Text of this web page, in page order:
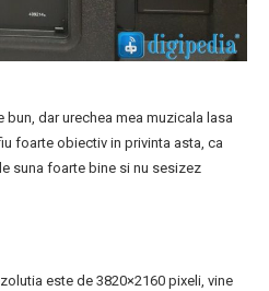
dar urechea mea muzicala lasa
foarte obiectiv in privinta asta, ca
suna foarte bine si nu sesizez
este de 3820×2160 pixeli, vine